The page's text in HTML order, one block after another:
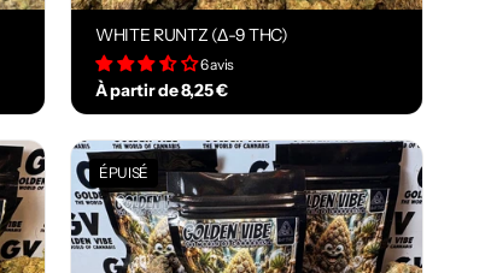
WHITE RUNTZ (Δ-9 THC)
6 avis
À partir de 8,25 €
ÉPUISÉ